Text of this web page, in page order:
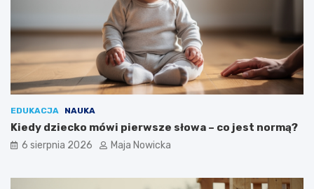
EDUKACJA NAUKA
Kiedy dziecko mówi pierwsze słowa – co jest normą?
6 sierpnia 2026 Maja Nowicka